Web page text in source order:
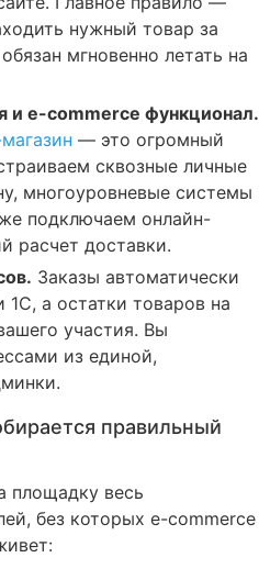
нужный товар за
мгновенно летать на
и e-commerce функционал.
— это огромный
сквозные личные
многоуровневые системы
подключаем онлайн-
расчет доставки.
Заказы автоматически
а остатки товаров на
участия. Вы
из единой,
.
правильный
площадку весь
без которых e-commerce